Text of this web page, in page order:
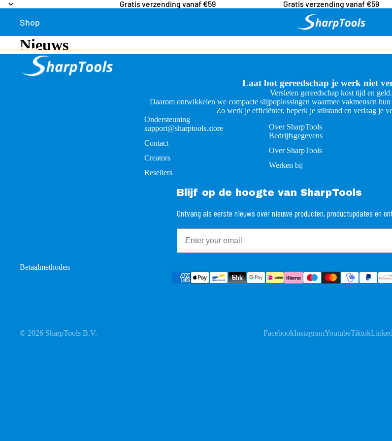
Gratis verzending vanaf €59 Gratis verzending vanaf €59
Shop
Meer
Nieuws
Laat bot gereedschap je werk niet
Versleten gereedschap kost tijd en geld.
Daarom ontwikkelen we compacte slijpoplossingen waarmee vakmensen
Zo werk je efficiënter, beperk je stilstand en verlaag je
Ondersteuning
support@sharptools.store
Contact
Creators
Resellers
Over SharpTools
Bedrijfsgegevens
Over SharpTools
Werken bij
Blijf op de hoogte van SharpTools
Ontvang als eerste nieuws over nieuwe producten, productupdates en
Betaalmethoden
© 2026 SharpTools B.V. FacebookInstagramYoutubeTiktok